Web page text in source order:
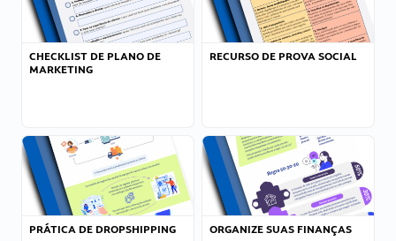
CHECKLIST DE PLANO DE
MARKETING
RECURSO DE PROVA SOCIAL
PRÁTICA DE DROPSHIPPING ORGANIZE SUAS FINANÇAS